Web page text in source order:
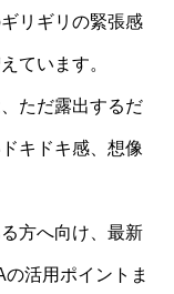
リギリの緊張感
ています。
ただ露出するだ
キドキ感、想像
方へ向け、最新
活用ポイントま